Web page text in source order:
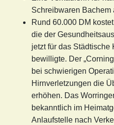
Schreibwaren Bachem
Rund 60.000 DM
die der
jetzt für das Städtische
bewilligte. Der
bei schwierigen
Hirnverletzungen die
erhöhen. Das
bekanntlich im
Anlaufstelle nach